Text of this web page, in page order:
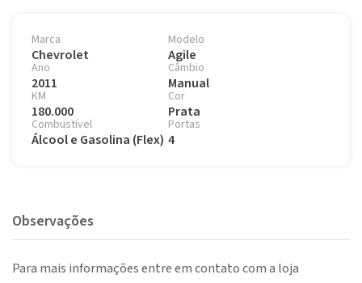
Marca
Chevrolet
Modelo
Agile
Ano
2011
Câmbio
Manual
KM
180.000
Cor
Prata
Combustível
Álcool e Gasolina (Flex)
Portas
4
Observações
Para mais informações entre em contato com a loja